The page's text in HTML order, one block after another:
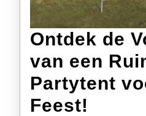
Ontdek de
van een
Partytent
Feest!